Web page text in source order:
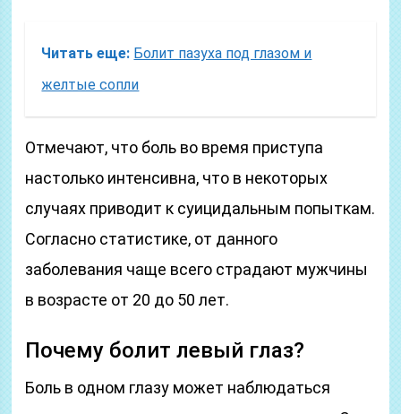
Читать еще: Болит пазуха под глазом и
желтые сопли
Отмечают, что боль во время приступа
настолько интенсивна, что в некоторых
случаях приводит к суицидальным попыткам.
Согласно статистике, от данного
заболевания чаще всего страдают мужчины
в возрасте от 20 до 50 лет.
Почему болит левый глаз?
Боль в одном глазу может наблюдаться